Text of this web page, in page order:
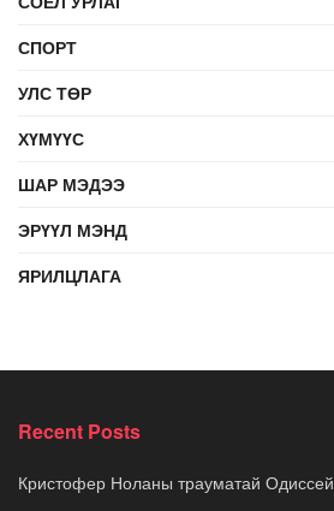
СПОРТ
УЛС ТӨР
ХҮМҮҮС
ШАР МЭДЭЭ
ЭРҮҮЛ МЭНД
ЯРИЛЦЛАГА
Recent Posts
Кристофер Ноланы трауматай Одиссей